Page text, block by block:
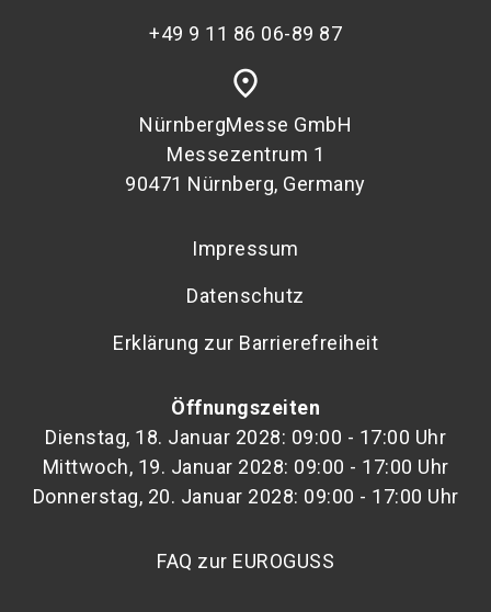
+49 9 11 86 06-89 87
place
NürnbergMesse GmbH
Messezentrum 1
90471 Nürnberg, Germany
Impressum
Datenschutz
Erklärung zur Barrierefreiheit
Öffnungszeiten
Dienstag, 18. Januar 2028: 09:00 - 17:00 Uhr
Mittwoch, 19. Januar 2028: 09:00 - 17:00 Uhr
Donnerstag, 20. Januar 2028: 09:00 - 17:00 Uhr
FAQ zur EUROGUSS